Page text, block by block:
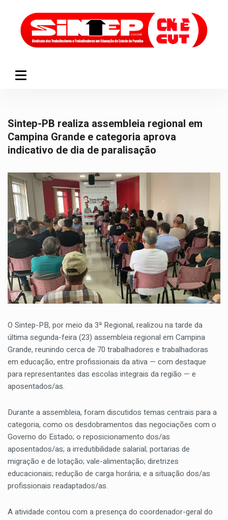
Sintep-PB realiza assembleia regional em
Campina Grande e categoria aprova
indicativo de dia de paralisação
O Sintep-PB, por meio da 3ª Regional, realizou na tarde da
última segunda-feira (23) assembleia regional em Campina
Grande, reunindo cerca de 70 trabalhadores e trabalhadoras
em educação, entre profissionais da ativa — com destaque
para representantes das escolas integrais da região — e
aposentados/as.
Durante a assembleia, foram discutidos temas centrais para a
categoria, como os desdobramentos das negociações com o
Governo do Estado; o reposicionamento dos/as
aposentados/as; a irredutibilidade salarial; portarias de
migração e de lotação; vale-alimentação; diretrizes
educacionais; redução de carga horária; e a situação dos/as
profissionais readaptados/as.
A atividade contou com a presença do coordenador-geral do